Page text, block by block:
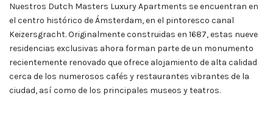
Nuestros Dutch Masters Luxury Apartments se encuentran en
el centro histórico de Ámsterdam, en el pintoresco canal
Keizersgracht.Originalmente construidas en 1687, estas nueve
residencias exclusivas ahora forman parte de un monumento
recientemente renovado que ofrece alojamiento de alta calidad
cerca de los numerosos cafés y restaurantes vibrantes de la
ciudad, así como de los principales museos y teatros.